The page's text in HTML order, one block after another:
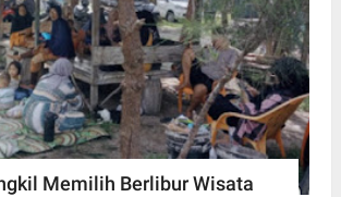
Memilih Berlibur Wisata